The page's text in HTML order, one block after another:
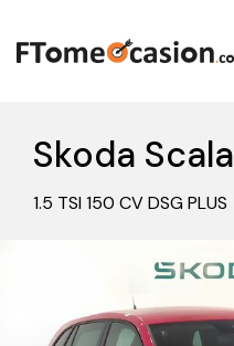
Skoda Scala
1.5 TSI 150 CV DSG PLUS